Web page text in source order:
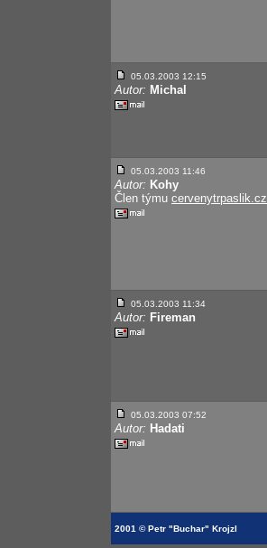
05.03.2003 12:15
Autor: Michal
05.03.2003 11:46
Autor: Kohy
Člen týmu cervenytrpaslik.cz
05.03.2003 11:34
Autor: Fireman
05.03.2003 07:52
Autor: Hadati
2001 © Petr "Buchar" Krojzl